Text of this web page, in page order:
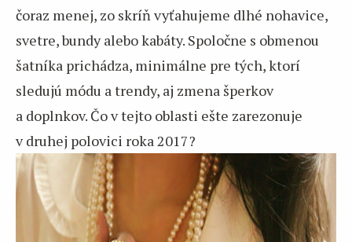
čoraz menej, zo skríň vyťahujeme dlhé nohavice,
svetre, bundy alebo kabáty. Spoločne s obmenou
šatníka prichádza, minimálne pre tých, ktorí
sledujú módu a trendy, aj zmena šperkov
a doplnkov. Čo v tejto oblasti ešte zarezonuje
v druhej polovici roka 2017?